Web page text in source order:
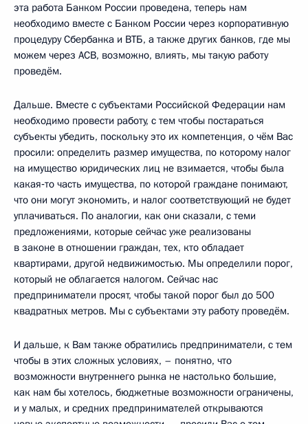
эта работа Банком России проведена, теперь нам
необходимо вместе с Банком России через корпоративную
процедуру Сбербанка и ВТБ, а также других банков, где мы
можем через АСВ, возможно, влиять, мы такую работу
проведём.
Дальше. Вместе с субъектами Российской Федерации нам
необходимо провести работу, с тем чтобы постараться
субъекты убедить, поскольку это их компетенция, о чём Вас
просили: определить размер имущества, по которому налог
на имущество юридических лиц не взимается, чтобы была
какая‑то часть имущества, по которой граждане понимают,
что они могут экономить, и налог соответствующий не будет
уплачиваться. По аналогии, как они сказали, с теми
предложениями, которые сейчас уже реализованы
в законе в отношении граждан, тех, кто обладает
квартирами, другой недвижимостью. Мы определили порог,
который не облагается налогом. Сейчас нас
предприниматели просят, чтобы такой порог был до 500
квадратных метров. Мы с субъектами эту работу проведём.
И дальше, к Вам также обратились предприниматели, с тем
чтобы в этих сложных условиях, – понятно, что
возможности внутреннего рынка не настолько большие,
как нам бы хотелось, бюджетные возможности ограничены,
и у малых, и средних предпринимателей открываются